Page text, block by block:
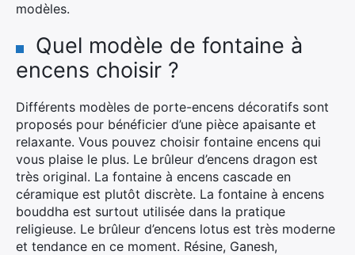
modèles.
Quel modèle de fontaine à
encens choisir ?
Différents modèles de porte-encens décoratifs sont
proposés pour bénéficier d’une pièce apaisante et
relaxante. Vous pouvez choisir fontaine encens qui
vous plaise le plus. Le brûleur d’encens dragon est
très original. La fontaine à encens cascade en
céramique est plutôt discrète. La fontaine à encens
bouddha est surtout utilisée dans la pratique
religieuse. Le brûleur d’encens lotus est très moderne
et tendance en ce moment. Résine, Ganesh,
Rechercher